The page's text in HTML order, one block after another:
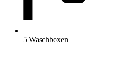
5 Waschboxen